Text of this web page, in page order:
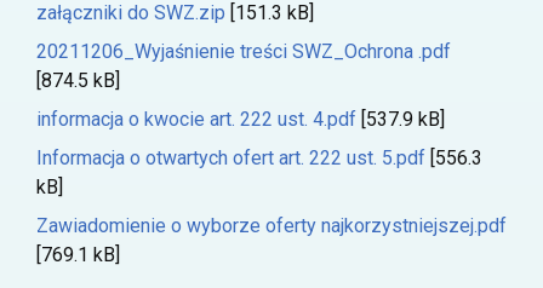
załączniki do SWZ.zip [151.3 kB]
20211206_Wyjaśnienie treści SWZ_Ochrona .pdf
[874.5 kB]
informacja o kwocie art. 222 ust. 4.pdf [537.9 kB]
Informacja o otwartych ofert art. 222 ust. 5.pdf [556.3
kB]
Zawiadomienie o wyborze oferty najkorzystniejszej.pdf
[769.1 kB]